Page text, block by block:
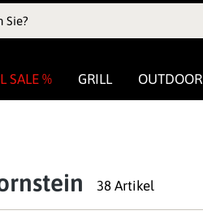
SALE % GRILL OUTDOOR
38 Artikel